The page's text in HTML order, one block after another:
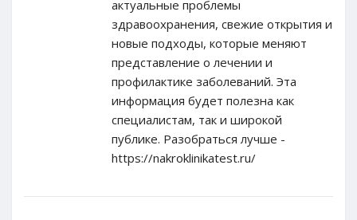
актуальные проблемы
здравоохранения, свежие открытия и
новые подходы, которые меняют
представление о лечении и
профилактике заболеваний. Эта
информация будет полезна как
специалистам, так и широкой
публике. Разобраться лучше -
https://nakroklinikatest.ru/